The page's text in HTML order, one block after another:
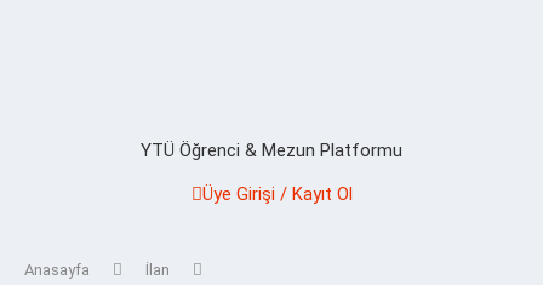
YTÜ Öğrenci & Mezun Platformu
Üye Girişi / Kayıt Ol
Anasayfa İlan